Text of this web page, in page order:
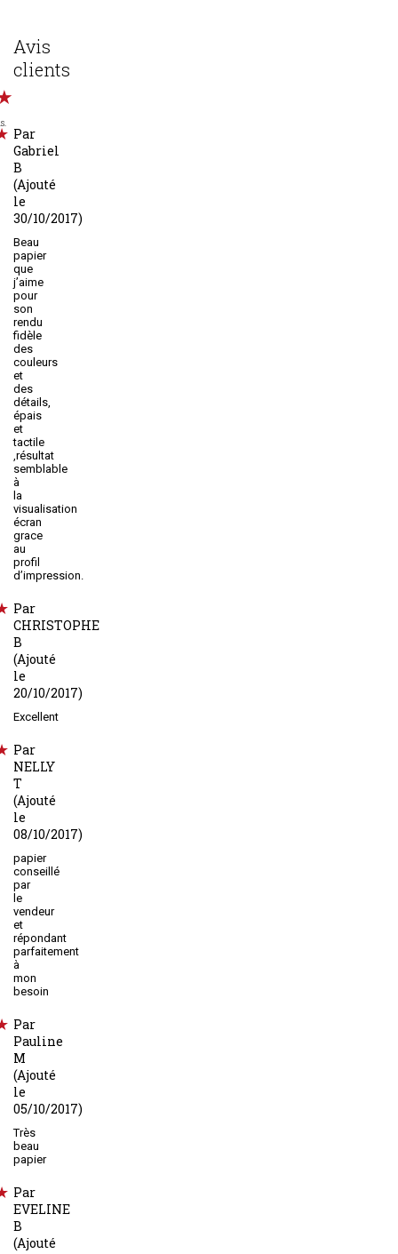
Avis
clients
Par
Gabriel
B
(Ajouté
le
30/10/2017)
Beau
papier
que
j’aime
pour
son
rendu
fidèle
des
couleurs
et
des
détails,
épais
et
tactile
,résultat
semblable
à
la
visualisation
écran
grace
au
profil
d’impression.
Par
CHRISTOPHE
B
(Ajouté
le
20/10/2017)
Excellent
Par
NELLY
T
(Ajouté
le
08/10/2017)
papier
conseillé
par
le
vendeur
et
répondant
parfaitement
à
mon
besoin
Par
Pauline
M
(Ajouté
le
05/10/2017)
Très
beau
papier
Par
EVELINE
B
(Ajouté